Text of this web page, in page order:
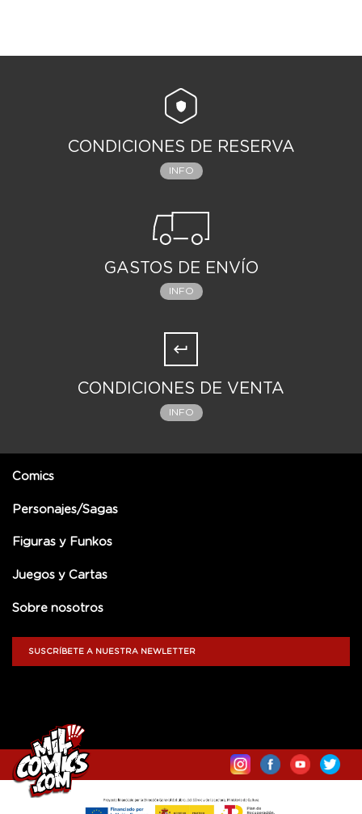
CONDICIONES DE RESERVA
INFO
GASTOS DE ENVÍO
INFO
CONDICIONES DE VENTA
INFO
Comics
Personajes/Sagas
Figuras y Funkos
Juegos y Cartas
Sobre nosotros
SUSCRÍBETE A NUESTRA NEWLETTER